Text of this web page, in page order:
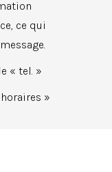
ce qui
« tel. »
»